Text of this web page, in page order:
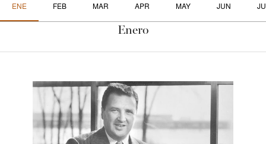
ENE FEB MAR APR MAY JUN
Enero